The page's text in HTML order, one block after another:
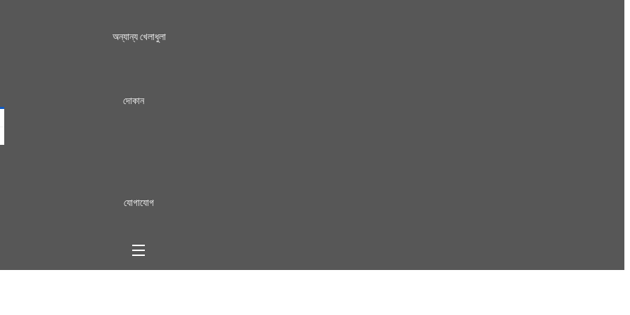
অন্যান্য খেলাধুলা
দোকান
যোগাযোগ